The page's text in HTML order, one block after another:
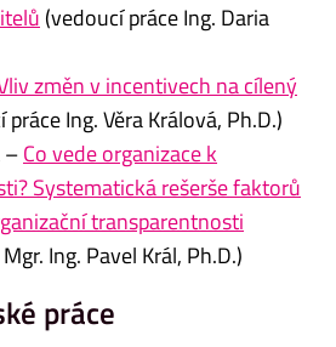
(vedoucí práce Ing. Daria
změn v incentivech na cílený
práce Ing. Věra Králová, Ph.D.)
–Co vede organizace k
Systematická rešerše faktorů
transparentnosti
Ing. Pavel Král, Ph.D.)
práce